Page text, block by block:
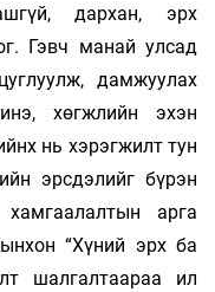
дархан, эрх
Гэвч манай улсад
дамжуулах
хөгжлийн эхэн
нь хэрэгжилт тун
эрсдэлийг бүрэн
арга
“Хүний эрх ба
шалгалтаараа ил